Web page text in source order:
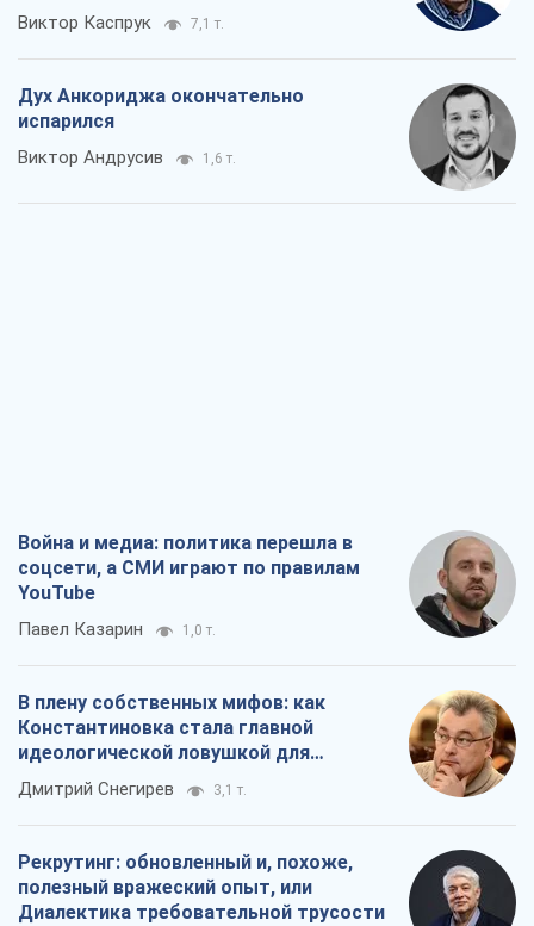
Виктор Каспрук 7,1 т.
Дух Анкориджа окончательно
испарился
Виктор Андрусив 1,6 т.
Война и медиа: политика перешла в
соцсети, а СМИ играют по правилам
YouTube
Павел Казарин 1,0 т.
В плену собственных мифов: как
Константиновка стала главной
идеологической ловушкой для
российских оккупантов
Дмитрий Снегирев 3,1 т.
Рекрутинг: обновленный и, похоже,
полезный вражеский опыт, или
Диалектика требовательной трусости